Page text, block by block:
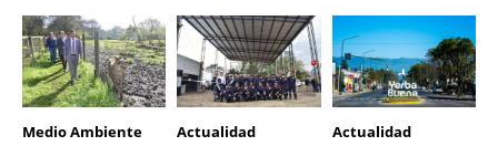
Medio Ambiente Actualidad Actualidad